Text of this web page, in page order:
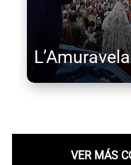
L’Amuravela
VER MÁS